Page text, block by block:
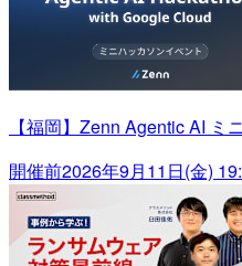
【福岡】Zenn Agentic AI
開催前2026年9月11日(金)